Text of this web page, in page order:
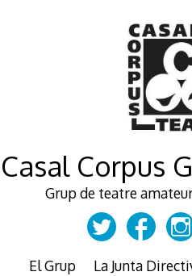
Casal Corpus
Grup de teatre
El Grup La Junta